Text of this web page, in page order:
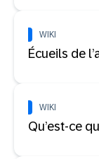
WIKI
Écueils de
WIKI
Qu’est-ce